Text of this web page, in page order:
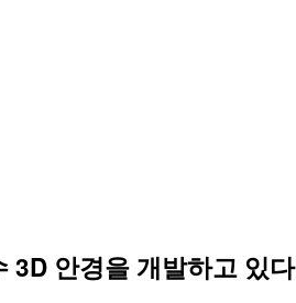
3D 안경을 개발하고 있다